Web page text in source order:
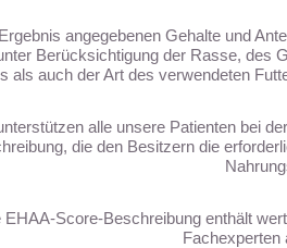
angegebenen Gehalte und
Berücksichtigung der Rasse, des
als auch der Art des verwendeten
alle unsere Patienten bei
die den Besitzern die
EHAA-Score-Beschreibung enthält
Fachexperten